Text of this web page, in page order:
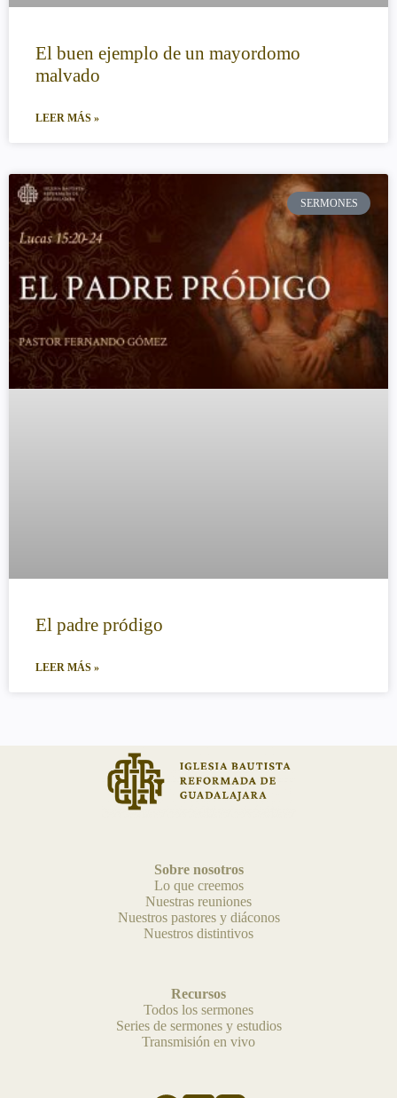
El buen ejemplo de un mayordomo
malvado
LEER MÁS »
SERMONES
El padre pródigo
LEER MÁS »
Sobre nosotros
Lo que creemos
Nuestras reuniones
Nuestros pastores y diáconos
Nuestros distintivos
Recursos
Todos los sermones
Series de sermones y estudios
Transmisión en vivo